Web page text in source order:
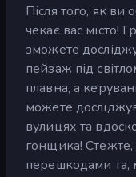
Після того, як ви
чекає вас місто!
зможете
пейзаж під
плавна, а
можете
вулицях та
гонщика! Стежте,
перешкодами та,